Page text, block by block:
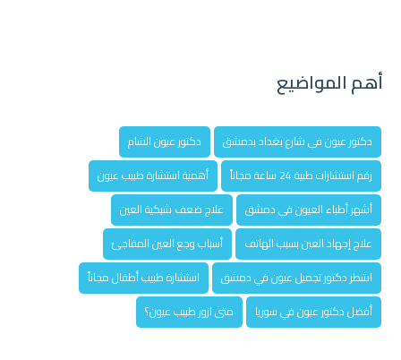
أهم المواضيع
دكتور عيون في شارع بغداد بدمشق
دكتور عيون الشام
رقم استشارات طبية 24 ساعة مجاناً
أهمية استشارة طبيب عيون
أشهر أطباء العيون في دمشق
علاج ضعف شبكية العين
علاج إجهاد العين بسبب الهاتف
أسباب وجع العين المفاجئ
اشطر دكتور تجميل عيون في دمشق
استشارة طبيب أطفال مجاناً
أفضل دكتور عيون في سوريا
متى ازور طبيب عيون؟